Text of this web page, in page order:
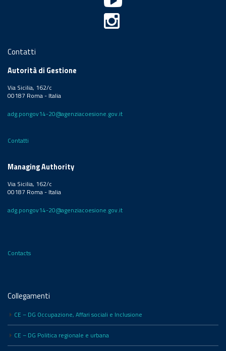
Contatti
Autorità di Gestione
Via Sicilia, 162/c
00187 Roma - Italia
adg.pongov14-20@agenziacoesione.gov.it
Contatti
Managing Authority
Via Sicilia, 162/c
00187 Roma - Italia
adg.pongov14-20@agenziacoesione.gov.it
Contacts
Collegamenti
CE – DG Occupazione, Affari sociali e Inclusione
CE – DG Politica regionale e urbana